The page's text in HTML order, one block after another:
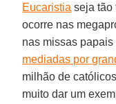
Eucaristia seja tão
ocorre nas
nas missas
mediadas por
milhão de
muito dar um